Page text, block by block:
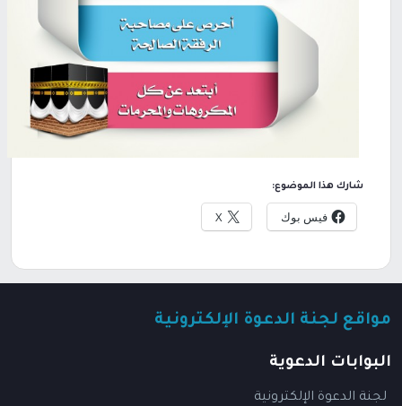
شارك هذا الموضوع:
فيس بوك X
مواقع لجنة الدعوة الإلكترونية
البوابات الدعوية
لجنة الدعوة الإلكترونية